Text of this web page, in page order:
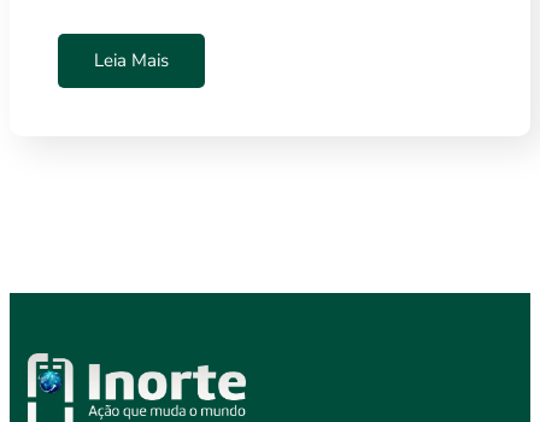
Leia Mais